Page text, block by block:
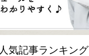
人気記事ランキング